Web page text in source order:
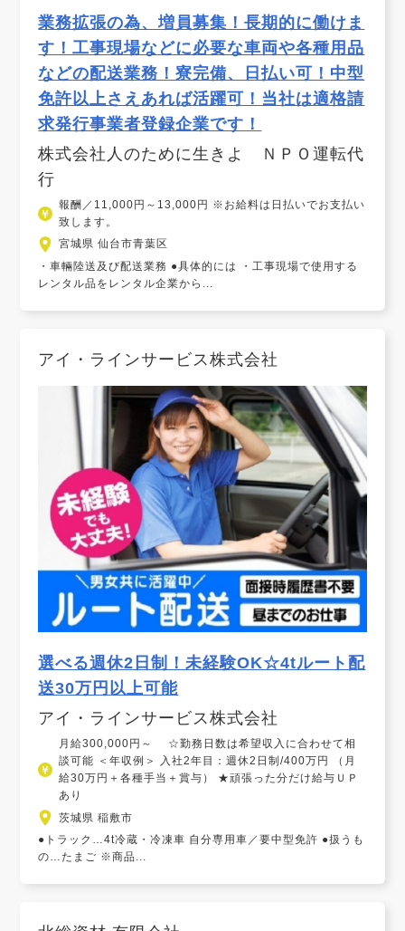
業務拡張の為、増員募集！長期的に働けま
す！工事現場などに必要な車両や各種用品
などの配送業務！寮完備、日払い可！中型
免許以上さえあれば活躍可！当社は適格請
求発行事業者登録企業です！
株式会社人のために生きよ ＮＰＯ運転代
行
報酬／11,000円～13,000円 ※お給料は日払いでお支払い
致します。
宮城県 仙台市青葉区
・車輛陸送及び配送業務 ●具体的には ・工事現場で使用する
レンタル品をレンタル企業から...
アイ・ラインサービス株式会社
選べる週休2日制！未経験OK☆4tルート配
送30万円以上可能
アイ・ラインサービス株式会社
月給300,000円～ ☆勤務日数は希望収入に合わせて相
談可能 ＜年収例＞ 入社2年目：週休2日制/400万円 （月
給30万円＋各種手当＋賞与） ★頑張った分だけ給与ＵＰ
あり
茨城県 稲敷市
●トラック…4t冷蔵・冷凍車 自分専用車／要中型免許 ●扱うも
の…たまご ※商品...